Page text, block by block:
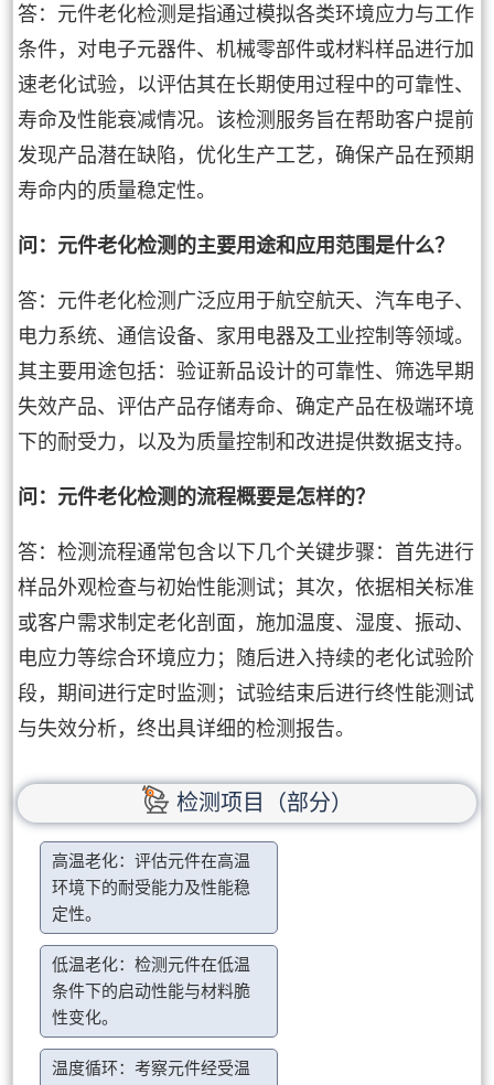
答：元件老化检测是指通过模拟各类环境应力与工作
条件，对电子元器件、机械零部件或材料样品进行加
速老化试验，以评估其在长期使用过程中的可靠性、
寿命及性能衰减情况。该检测服务旨在帮助客户提前
发现产品潜在缺陷，优化生产工艺，确保产品在预期
寿命内的质量稳定性。
问：元件老化检测的主要用途和应用范围是什么？
答：元件老化检测广泛应用于航空航天、汽车电子、
电力系统、通信设备、家用电器及工业控制等领域。
其主要用途包括：验证新品设计的可靠性、筛选早期
失效产品、评估产品存储寿命、确定产品在极端环境
下的耐受力，以及为质量控制和改进提供数据支持。
问：元件老化检测的流程概要是怎样的？
答：检测流程通常包含以下几个关键步骤：首先进行
样品外观检查与初始性能测试；其次，依据相关标准
或客户需求制定老化剖面，施加温度、湿度、振动、
电应力等综合环境应力；随后进入持续的老化试验阶
段，期间进行定时监测；试验结束后进行终性能测试
与失效分析，终出具详细的检测报告。
检测项目（部分）
高温老化：评估元件在高温
环境下的耐受能力及性能稳
定性。
低温老化：检测元件在低温
条件下的启动性能与材料脆
性变化。
温度循环：考察元件经受温